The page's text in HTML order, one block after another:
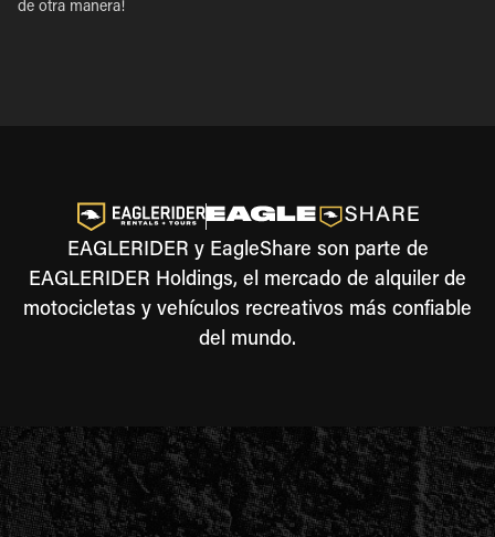
de otra manera!
EAGLERIDER y EagleShare son parte de
EAGLERIDER Holdings, el mercado de alquiler de
motocicletas y vehículos recreativos más confiable
del mundo.